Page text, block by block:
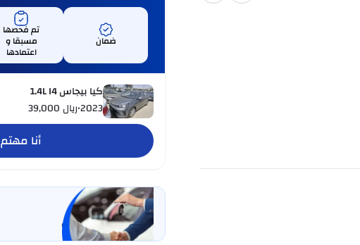
ضمان
تم فحصها
مسبقا و
اعتمادها
كيا بيجاس 1.4L I4
2023
•ريال 39,000
أنا مهتم
بيع سيارتي
خليها على كارسويتش